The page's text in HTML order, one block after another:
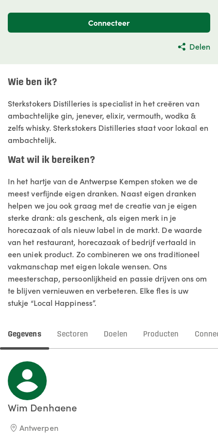
Connecteer
Delen
Wie ben ik?
Sterkstokers Distilleries is specialist in het creëren van
ambachtelijke gin, jenever, elixir, vermouth, wodka &
zelfs whisky. Sterkstokers Distilleries staat voor lokaal en
ambachtelijk.
Wat wil ik bereiken?
In het hartje van de Antwerpse Kempen stoken we de
meest verfijnde eigen dranken. Naast eigen dranken
helpen we jou ook graag met de creatie van je eigen
sterke drank: als geschenk, als eigen merk in je
horecazaak of als nieuw label in de markt. De waarde
van het restaurant, horecazaak of bedrijf vertaald in
een uniek product. Zo combineren we ons traditioneel
vakmanschap met eigen lokale wensen. Ons
meesterschap, persoonlijkheid en passie drijven ons om
te blijven vernieuwen en verbeteren. Elke fles is uw
stukje “Local Happiness”.
Gegevens Sectoren Doelen Producten
Wim Denhaene
Antwerpen